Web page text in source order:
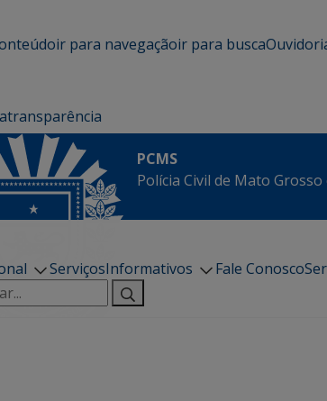
ir para navegaçãoir para busca
transparência
PCMS
Polícia Civil de Mato Grosso
ServiçosInformativos Fale Conosco